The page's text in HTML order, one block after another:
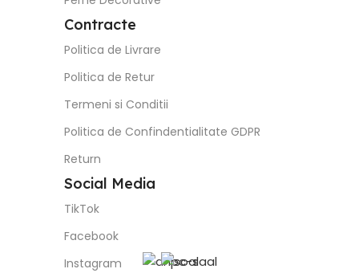
Contracte
Politica de Livrare
Politica de Retur
Termeni si Conditii
Politica de Confindentialitate GDPR
Return
Social Media
TikTok
Facebook
Instagram